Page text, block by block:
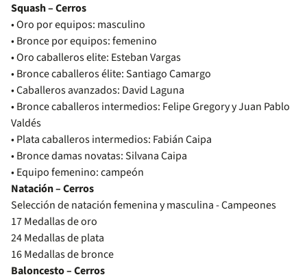
Squash – Cerros
• Oro por equipos: masculino
• Bronce por equipos: femenino
• Oro caballeros elite: Esteban Vargas
• Bronce caballeros élite: Santiago Camargo
• Caballeros avanzados: David Laguna
• Bronce caballeros intermedios: Felipe Gregory y Juan Pablo
Valdés
• Plata caballeros intermedios: Fabián Caipa
• Bronce damas novatas: Silvana Caipa
• Equipo femenino: campeón
Natación – Cerros
Selección de natación femenina y masculina - Campeones
17 Medallas de oro
24 Medallas de plata
16 Medallas de bronce
Baloncesto – Cerros